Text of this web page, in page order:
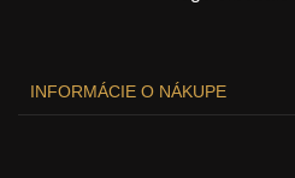
INFORMÁCIE O NÁKUPE